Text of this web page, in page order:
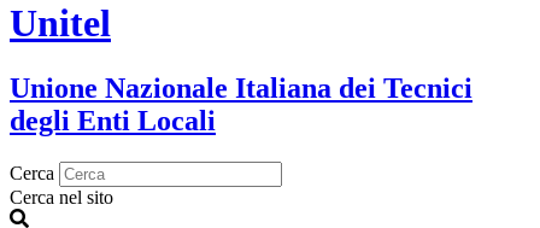
Unitel
Unione Nazionale Italiana dei Tecnici
degli Enti Locali
Cerca
Cerca nel sito